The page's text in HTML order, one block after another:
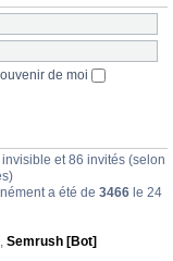
de moi
et 86 invités (selon
a été de 3466 le 24
, Semrush [Bot]